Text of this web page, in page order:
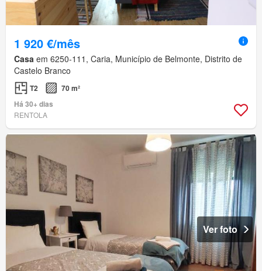
1 920 €/mês
Casa em 6250-111, Caria, Município de Belmonte, Distrito de
Castelo Branco
T2
70 m²
Há 30+ dias
RENTOLA
Ver foto